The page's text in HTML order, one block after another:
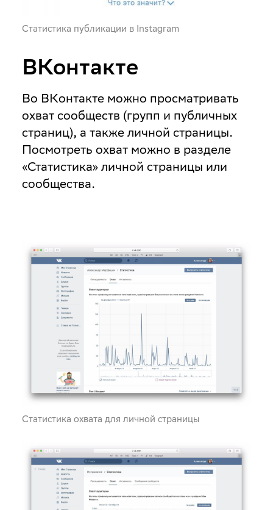
Статистика публикации в Instagram
ВКонтакте
Во ВКонтакте можно просматривать
охват сообществ (групп и публичных
страниц), а также личной страницы.
Посмотреть охват можно в разделе
«Статистика» личной страницы или
сообщества.
Статистика охвата для личной страницы